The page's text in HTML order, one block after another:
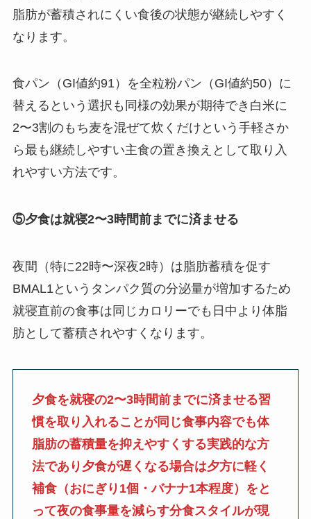
脂肪が蓄積されにくい食後の状態が継続しやすく
なります。
食パン（GI値約91）を全粒粉パン（GI値約50）に
替えるという選択も同様の効果が期待でき白米に
2〜3割のもち麦を混ぜて炊くだけという手軽さか
ら最も継続しやすい主食の置き換えとして取り入
れやすい方法です。
⑤夕食は就寝2〜3時間前までに済ませる
夜間（特に22時〜深夜2時）は脂肪蓄積を促す
BMAL1というタンパク質の分泌量が増加するため
就寝直前の食事は同じカロリーでも日中より体脂
肪として蓄積されやすくなります。
夕食を就寝の2〜3時間前までに済ませる習
慣を取り入れることが同じ食事内容でも体
脂肪の蓄積量を抑えやすくする実践的な方
法であり夕食が遅くなる場合は夕方に軽く
補食（おにぎり1個・バナナ1本程度）をと
って夜の食事量を減らす分食スタイルが現